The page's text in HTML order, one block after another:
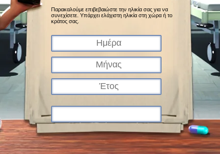
Παρακαλούμε επιβεβαιώστε την ηλικία σας για να
συνεχίσετε. Υπάρχει ελάχιστη ηλικία στη χώρα ή το
κράτος σας.